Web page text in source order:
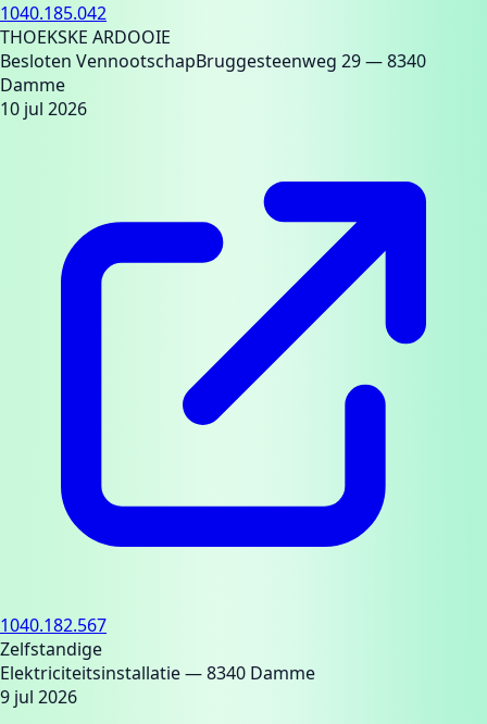
1040.185.042
THOEKSKE ARDOOIE
Besloten VennootschapBruggesteenweg 29— 8340
Damme
10 jul 2026
1040.182.567
Zelfstandige
Elektriciteitsinstallatie— 8340 Damme
9 jul 2026